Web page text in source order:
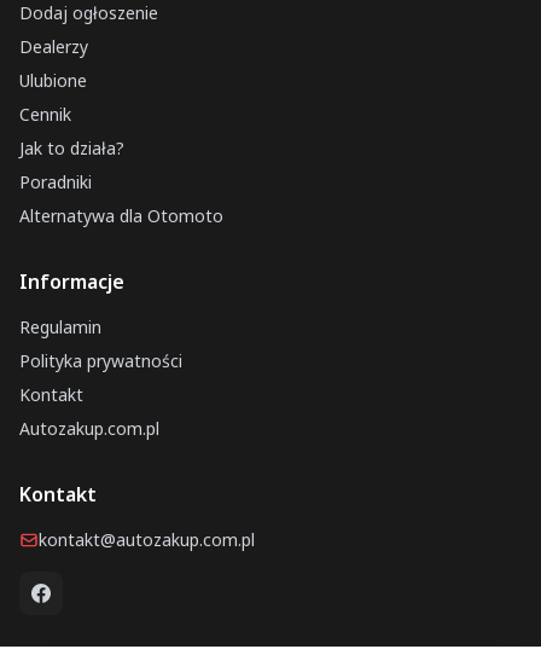
Dodaj ogłoszenie
Dealerzy
Ulubione
Cennik
Jak to działa?
Poradniki
Alternatywa dla Otomoto
Informacje
Regulamin
Polityka prywatności
Kontakt
Autozakup.com.pl
Kontakt
kontakt@autozakup.com.pl